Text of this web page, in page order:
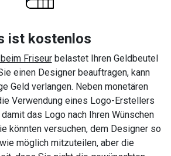
ist kostenlos
Friseurbelastet Ihren Geldbeutel
einen Designer beauftragen, kann
Geld verlangen. Neben monetären
Verwendung eines Logo-Erstellers
das Logo nach Ihren Wünschen
könnten versuchen, dem Designer so
möglich mitzuteilen, aber die